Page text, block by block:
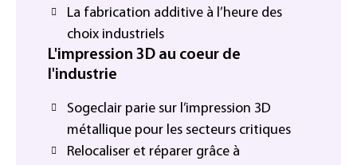
La fabrication additive à l’heure des
choix industriels
L'impression 3D au coeur de
l'industrie
Sogeclair parie sur l’impression 3D
métallique pour les secteurs critiques
Relocaliser et réparer grâce à